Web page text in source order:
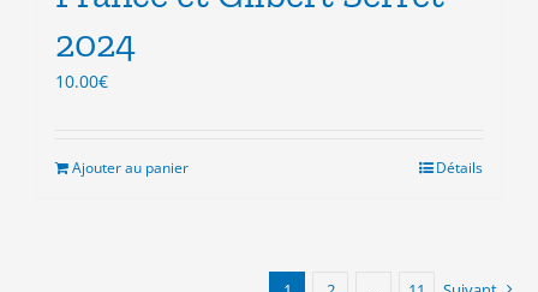
2024
10.00€
Ajouter au panier Détails